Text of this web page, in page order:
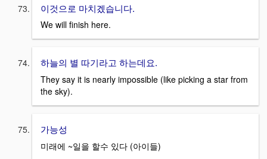
이것으로 마치겠습니다.
We will finish here.
하늘의 별 따기라고 하는데요.
They say it is nearly impossible (like picking a star from
the sky).
가능성
미래에 ~일을 할수 있다 (아이들)